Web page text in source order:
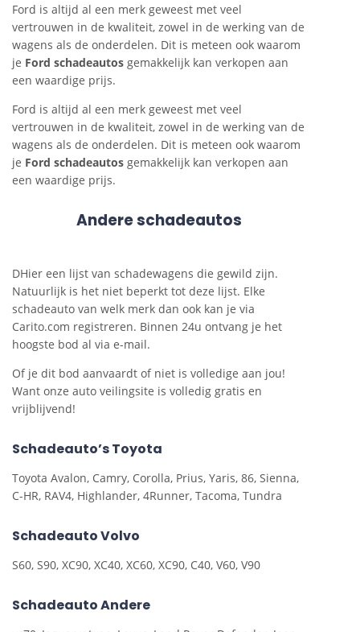
Ford is altijd al een merk geweest met veel
vertrouwen in de kwaliteit, zowel in de werking van de
wagens als de onderdelen. Dit is meteen ook waarom
je Ford schadeautos gemakkelijk kan verkopen aan
een waardige prijs.
Ford is altijd al een merk geweest met veel
vertrouwen in de kwaliteit, zowel in de werking van de
wagens als de onderdelen. Dit is meteen ook waarom
je Ford schadeautos gemakkelijk kan verkopen aan
een waardige prijs.
Andere schadeautos
DHier een lijst van schadewagens die gewild zijn.
Natuurlijk is het niet beperkt tot deze lijst. Elke
schadeauto van welk merk dan ook kan je via
Carito.com registreren. Binnen 24u ontvang je het
hoogste bod al via e-mail.
Of je dit bod aanvaardt of niet is volledige aan jou!
Want onze auto veilingsite is volledig gratis en
vrijblijvend!
Schadeauto’s Toyota
Toyota Avalon, Camry, Corolla, Prius, Yaris, 86, Sienna,
C-HR, RAV4, Highlander, 4Runner, Tacoma, Tundra
Schadeauto Volvo
S60, S90, XC90, XC40, XC60, XC90, C40, V60, V90
Schadeauto Andere